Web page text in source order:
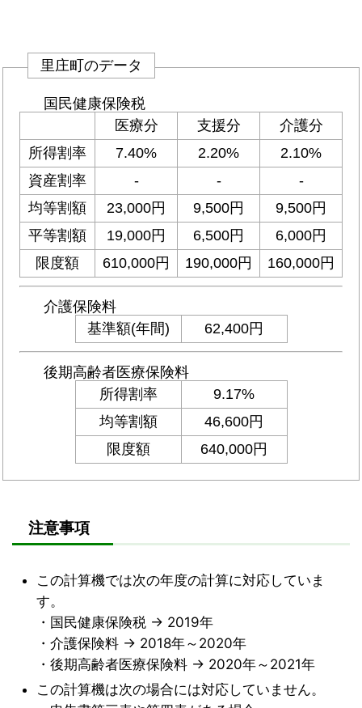
注意事項
この計算機では次の年度の計算に対応していま
す。
・国民健康保険税 → 2019年
・介護保険料 → 2018年～2020年
・後期高齢者医療保険料 → 2020年～2021年
この計算機は次の場合には対応していません。